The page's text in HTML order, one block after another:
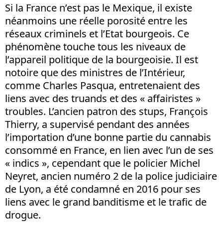
Si la France n’est pas le Mexique, il existe
néanmoins une réelle porosité entre les
réseaux criminels et l’Etat bourgeois. Ce
phénomène touche tous les niveaux de
l’appareil politique de la bourgeoisie. Il est
notoire que des ministres de l’Intérieur,
comme Charles Pasqua, entretenaient des
liens avec des truands et des « affairistes »
troubles. L’ancien patron des stups, François
Thierry, a supervisé pendant des années
l’importation d’une bonne partie du cannabis
consommé en France, en lien avec l’un de ses
« indics », cependant que le policier Michel
Neyret, ancien numéro 2 de la police judiciaire
de Lyon, a été condamné en 2016 pour ses
liens avec le grand banditisme et le trafic de
drogue.